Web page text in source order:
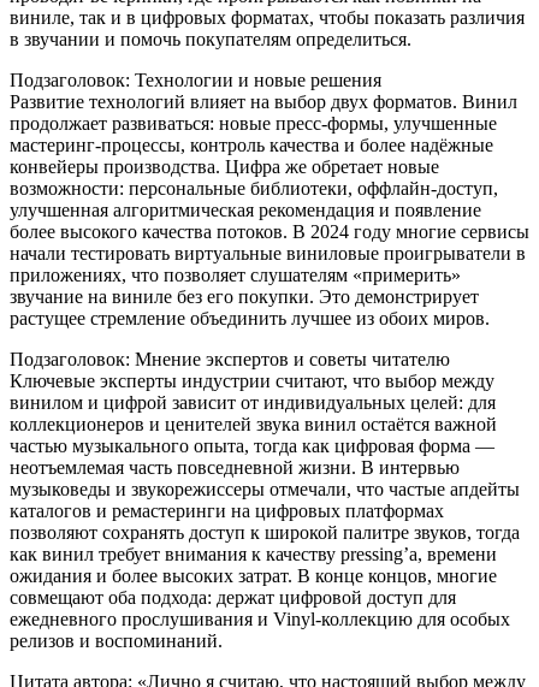
виниле, так и в цифровых форматах, чтобы показать различия
в звучании и помочь покупателям определиться.
Подзаголовок: Технологии и новые решения
Развитие технологий влияет на выбор двух форматов. Винил
продолжает развиваться: новые пресс-формы, улучшенные
мастеринг-процессы, контроль качества и более надёжные
конвейеры производства. Цифра же обретает новые
возможности: персональные библиотеки, оффлайн-доступ,
улучшенная алгоритмическая рекомендация и появление
более высокого качества потоков. В 2024 году многие сервисы
начали тестировать виртуальные виниловые проигрыватели в
приложениях, что позволяет слушателям «примерить»
звучание на виниле без его покупки. Это демонстрирует
растущее стремление объединить лучшее из обоих миров.
Подзаголовок: Мнение экспертов и советы читателю
Ключевые эксперты индустрии считают, что выбор между
винилом и цифрой зависит от индивидуальных целей: для
коллекционеров и ценителей звука винил остаётся важной
частью музыкального опыта, тогда как цифровая форма —
неотъемлемая часть повседневной жизни. В интервью
музыковеды и звукорежиссеры отмечали, что частые апдейты
каталогов и ремастеринги на цифровых платформах
позволяют сохранять доступ к широкой палитре звуков, тогда
как винил требует внимания к качеству pressing’а, времени
ожидания и более высоких затрат. В конце концов, многие
совмещают оба подхода: держат цифровой доступ для
ежедневного прослушивания и Vinyl-коллекцию для особых
релизов и воспоминаний.
Цитата автора: «Лично я считаю, что настоящий выбор между